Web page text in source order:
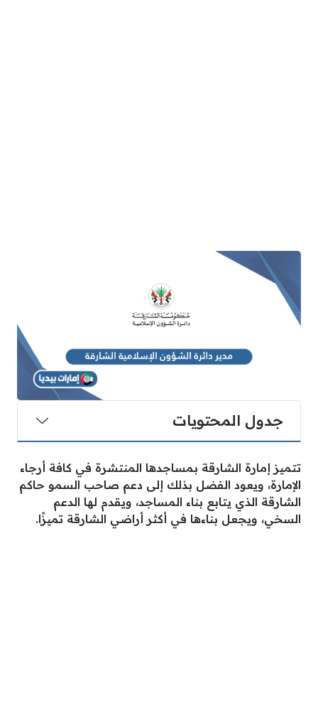
جدول المحتويات
تتميز إمارة الشارقة بمساجدها المنتشرة في كافة أرجاء
الإمارة، ويعود الفضل بذلك إلى دعم صاحب السمو حاكم
الشارقة الذي يتابع بناء المساجد، ويقدم لها الدعم
السخي، ويجعل بناءها في أكثر أراضي الشارقة تميزًا.